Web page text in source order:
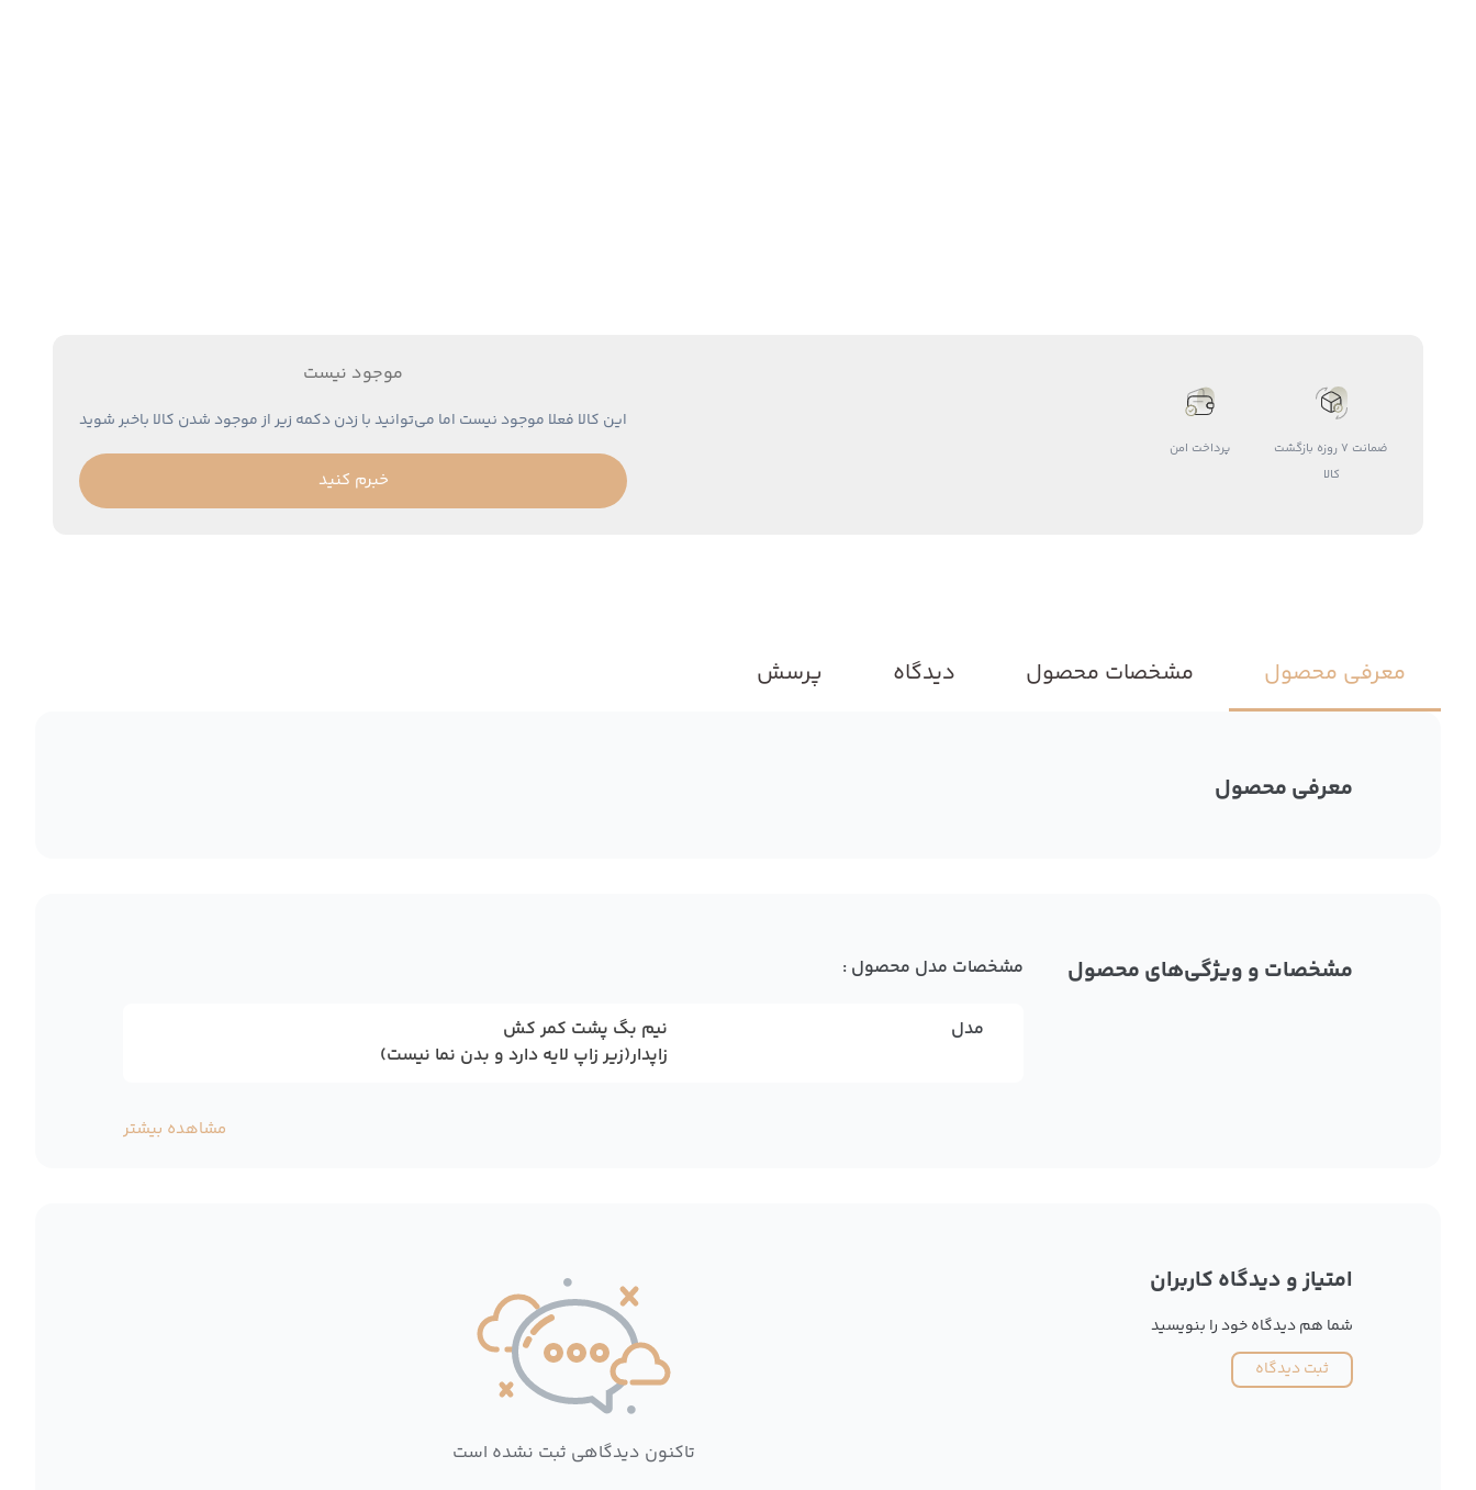
ضمانت 7 روزه بازگشت
کالا
پرداخت امن
موجود نیست
این کالا فعلا موجود نیست اما می‌توانید با زدن دکمه زیر از موجود شدن کالا باخبر شوید
خبرم کنید
معرفی محصول مشخصات محصول دیدگاه پرسش
معرفی محصول
مشخصات و ویژگی‌های محصول مشخصات مدل محصول :
مدل
نیم بگ پشت کمر کش
زاپدار(زیر زاپ لایه دارد و بدن نما نیست)
مشاهده بیشتر
امتیاز و دیدگاه کاربران
شما هم دیدگاه خود را بنویسید
ثبت دیدگاه
تاکنون دیدگاهی ثبت نشده است